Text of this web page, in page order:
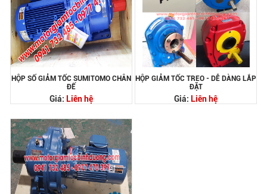
HỘP SỐ GIẢM TỐC SUMITOMO CHÂN
ĐẾ
Giá: Liên hệ
HỘP GIẢM TỐC TREO - DỄ DÀNG LẮP
ĐẶT
Giá: Liên hệ